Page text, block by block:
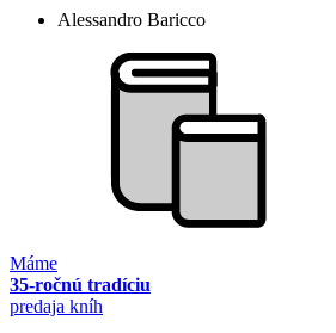
Alessandro Baricco
Máme
35-ročnú tradíciu
predaja kníh